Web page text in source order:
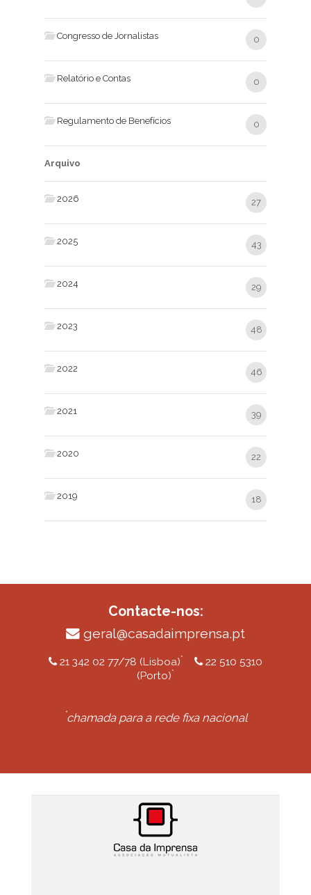
Congresso de Jornalistas 0
Relatório e Contas 0
Regulamento de Benefícios 0
Arquivo
2026 27
2025 43
2024 29
2023 48
2022 46
2021 39
2020 22
2019 18
Contacte-nos:
geral@casadaimprensa.pt
21 342 02 77/78 (Lisboa)*
22 510 5310
(Porto)*
*chamada para a rede fixa nacional